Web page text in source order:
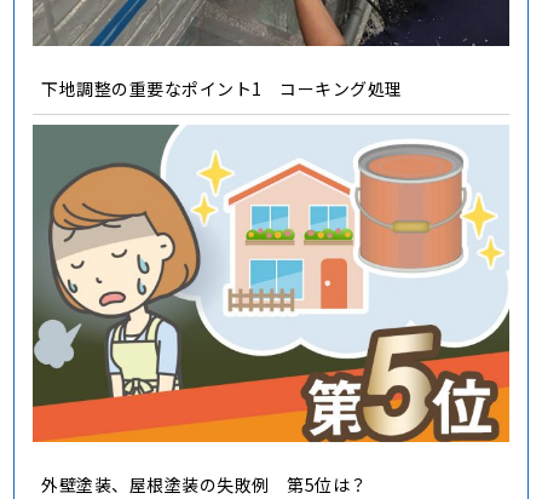
下地調整の重要なポイント1 コーキング処理
外壁塗装、屋根塗装の失敗例 第5位は？